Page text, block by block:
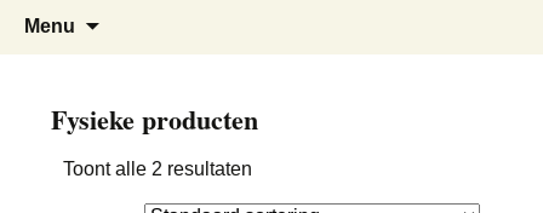
Stichting Fonk
Fonds voor Ontwikkeling van Nieuwe
Kerkmuziek
Menu
Fysieke producten
Toont alle 2 resultaten